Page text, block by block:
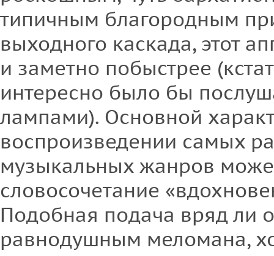
типичным благородным
выходного каскада, этот
и заметно побыстрее
интересно было бы
лампами). Основной
воспроизведении самых
музыкальных жанров
словосочетание
Подобная подача вряд ли
равнодушным меломана,